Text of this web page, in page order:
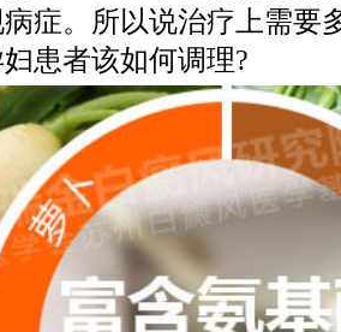
症。所以说治疗上需要
患者该如何调理?